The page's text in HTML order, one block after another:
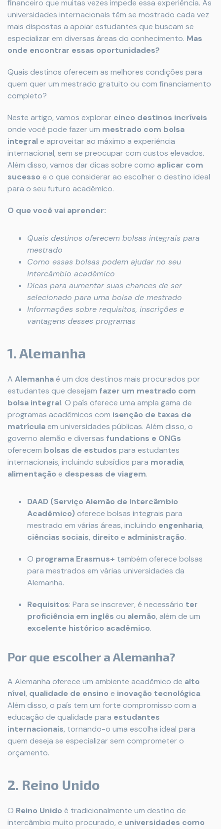
financeiro que muitas vezes impede essa experiência. As
universidades internacionais têm se mostrado cada vez
mais dispostas a apoiar estudantes que buscam se
especializar em diversas áreas do conhecimento. Mas
onde encontrar essas oportunidades?
Quais destinos oferecem as melhores condições para
quem quer um mestrado gratuito ou com financiamento
completo?
Neste artigo, vamos explorar cinco destinos incríveis
onde você pode fazer um mestrado com bolsa
integral e aproveitar ao máximo a experiência
internacional, sem se preocupar com custos elevados.
Além disso, vamos dar dicas sobre como aplicar com
sucesso e o que considerar ao escolher o destino ideal
para o seu futuro acadêmico.
O que você vai aprender:
Quais destinos oferecem bolsas integrais para
mestrado
Como essas bolsas podem ajudar no seu
intercâmbio acadêmico
Dicas para aumentar suas chances de ser
selecionado para uma bolsa de mestrado
Informações sobre requisitos, inscrições e
vantagens desses programas
1. Alemanha
A Alemanhaé um dos destinos mais procurados por
estudantes que desejam fazer um mestrado com
bolsa integral. O país oferece uma ampla gama de
programas acadêmicos com isenção de taxas de
matrículaem universidades públicas. Além disso, o
governo alemão e diversas fundations e ONGs
oferecem bolsas de estudos para estudantes
internacionais, incluindo subsídios para moradia,
alimentação e despesas de viagem.
DAAD (Serviço Alemão de Intercâmbio
Acadêmico) oferece bolsas integrais para
mestrado em várias áreas, incluindo engenharia,
ciências sociais, direito e administração.
O programa Erasmus+ também oferece bolsas
para mestrados em várias universidades da
Alemanha.
Requisitos: Para se inscrever, é necessário ter
proficiência em inglês ou alemão, além de um
excelente histórico acadêmico.
Por que escolher a Alemanha?
A Alemanha oferece um ambiente acadêmico de alto
nível, qualidade de ensino e inovação tecnológica.
Além disso, o país tem um forte compromisso com a
educação de qualidade para estudantes
internacionais, tornando-o uma escolha ideal para
quem deseja se especializar sem comprometer o
orçamento.
2. Reino Unido
O Reino Unido é tradicionalmente um destino de
intercâmbio muito procurado, e universidades como